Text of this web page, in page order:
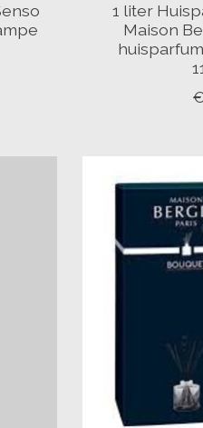
1 liter
Maison